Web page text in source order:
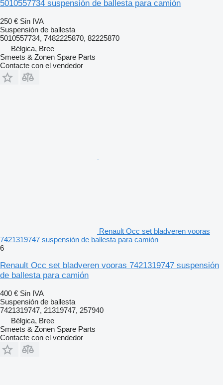
5010557734 suspensión de ballesta para camión
250 € Sin IVA
Suspensión de ballesta
5010557734, 7482225870, 82225870
Bélgica, Bree
Smeets & Zonen Spare Parts
Contacte con el vendedor
Renault Occ set bladveren vooras
7421319747 suspensión de ballesta para camión
6
Renault Occ set bladveren vooras 7421319747 suspensión
de ballesta para camión
400 € Sin IVA
Suspensión de ballesta
7421319747, 21319747, 257940
Bélgica, Bree
Smeets & Zonen Spare Parts
Contacte con el vendedor